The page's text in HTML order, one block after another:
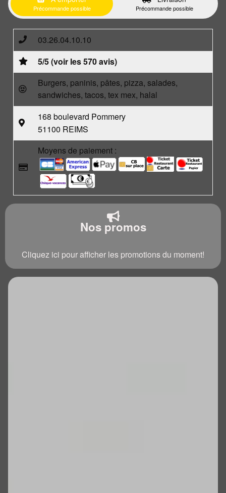
Précommande possible Précommande possible
03.26.04.10.10
5/5 (voir les 570 avis)
Burgers, paninis, pâtes, pizza, salades,
sandwiches, tacos, tex mex, halal
168 boulevard Pommery
51100 REIMS
Moyens de paiement :
Nos promos
Cliquez ici pour afficher les promotions du moment!